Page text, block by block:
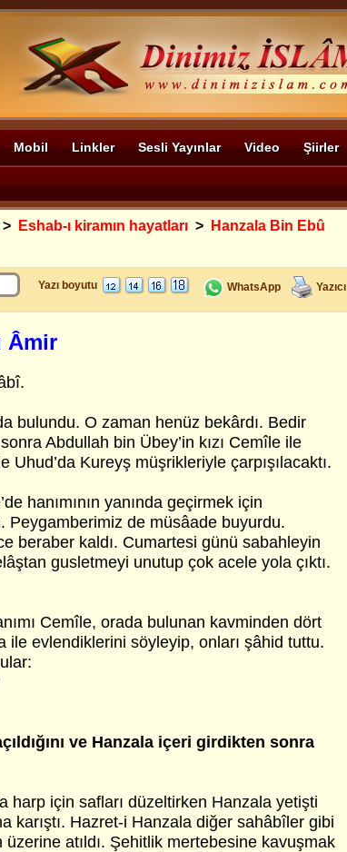
Mobil Linkler Sesli Yayınlar Video Şiirler
> Eshab-ı kiramın hayatları >
Hanzala Bin Ebû
Yazı boyutu WhatsApp Yazıcı
Âmir
bulundu. O zaman henüz bekârdı. Bedir
Abdullah bin Übey’in kızı Cemîle ile
Uhud’da Kureyş müşrikleriyle çarpışılacaktı.
hanımının yanında geçirmek için
Peygamberimiz de müsâade buyurdu.
beraber kaldı. Cumartesi günü sabahleyin
gusletmeyi unutup çok acele yola çıktı.
Cemîle, orada bulunan kavminden dört
ile evlendiklerini söyleyip, onları şâhid tuttu.
ve Hanzala içeri girdikten sonra
harp için safları düzeltirken Hanzala yetişti
karıştı. Hazret-i Hanzala diğer sahâbîler gibi
atıldı. Şehitlik mertebesine kavuşmak